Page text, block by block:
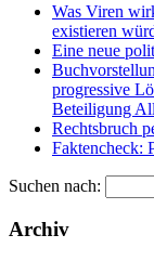
Was Viren
existieren
Eine neue
progressive
Beteiligung
Rechtsbruch
Faktencheck:
Suchen nach:
Archiv